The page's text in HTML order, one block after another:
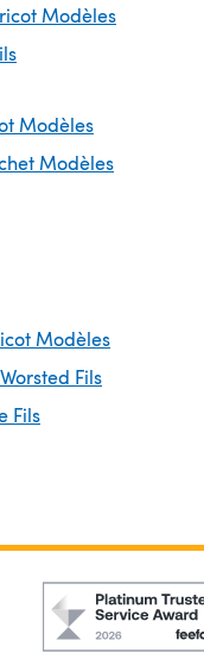
Modèles
Modèles
Modèles
Modèles
Fils
Fils